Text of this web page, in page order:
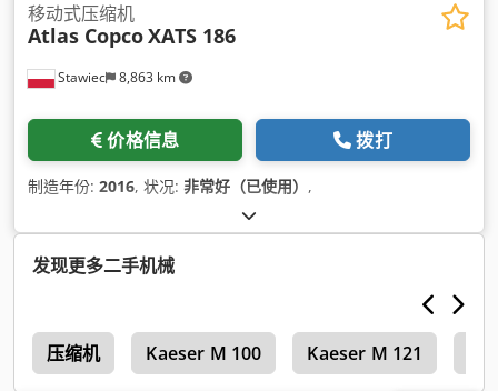
Stawiec 8,863 km
移动式压缩机
Atlas CopcoXATS 186
价格信息 拨打
制造年份: 2016, 状况: 非常好（已使用） ,
发现更多二手机械
压缩机 Kaeser M 100 Kaeser M 121